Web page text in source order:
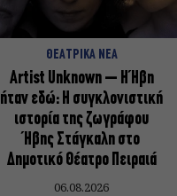
ΘΕΑΤΡΙΚΑ ΝΕΑ
Artist Unknown – Η Ήβη
ήταν εδώ: Η συγκλονιστική
ιστορία της ζωγράφου
Ήβης Στάγκαλη στο
Δημοτικό Θέατρο Πειραιά
06.08.2026